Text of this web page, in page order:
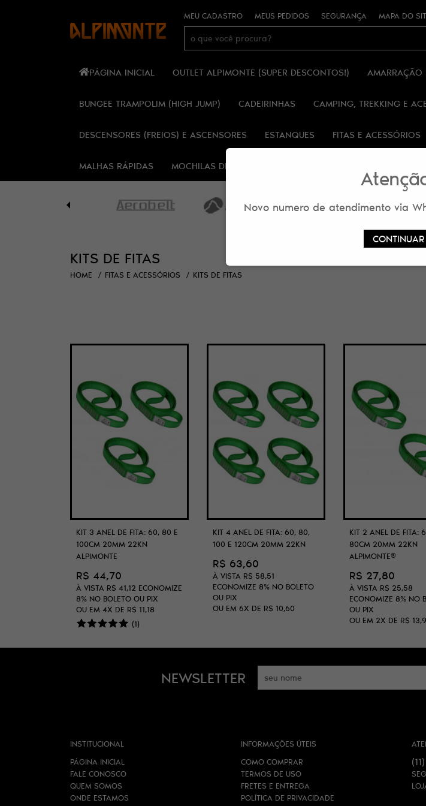
MEU CADASTRO MEUS PEDIDOS SEGURANÇA MAPA DO
PÁGINA INICIAL OUTLET ALPIMONTE (SUPER DESCONTOS!) AMARRAÇÃO
BUNGEE TRAMPOLIM (HIGH JUMP) CADEIRINHAS CAMPING, TREKKING E
DESCENSORES (FREIOS) E ASCENSORES ESTANQUES FITAS E ACESSÓRIOS
MALHAS RÁPIDAS MOCHILAS DE ESPELEOLOGIA
KITS DE FITAS
HOME FITAS E ACESSÓRIOS KITS DE FITAS
KIT 3 ANEL DE FITA: 60, 80 E
100CM 20MM 22KN
ALPIMONTE
R$ 44,70
À VISTA R$ 41,12 ECONOMIZE
8% NO BOLETO OU PIX
OU EM 4X DE R$ 11,18
(1)
KIT 4 ANEL DE FITA: 60, 80,
100 E 120CM 20MM 22KN
R$ 63,60
À VISTA R$ 58,51
ECONOMIZE 8% NO BOLETO
OU PIX
OU EM 6X DE R$ 10,60
KIT 2 ANEL DE FITA:
80CM 20MM 22KN
ALPIMONTE®
R$ 27,80
À VISTA R$ 25,58
ECONOMIZE 8% NO
OU PIX
OU EM 2X DE R$
NEWSLETTER
INSTITUCIONAL
PÁGINA INICIAL
FALE CONOSCO
QUEM SOMOS
ONDE ESTAMOS
INFORMAÇÕES ÚTEIS
COMO COMPRAR
TERMOS DE USO
FRETES E ENTREGA
POLÍTICA DE PRIVACIDADE
(11)
Novo numero de atendimento via
CONTINUAR